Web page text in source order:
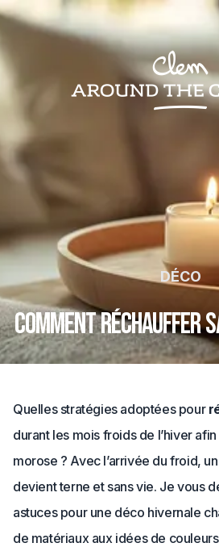
DÉCO
Comment réchauffer
Quelles stratégies adoptées pour
durant les mois froids de l’hiver
morose ? Avec l’arrivée du froid,
devient terne et sans vie. Je vous
astuces pour une déco hivernale
de matériaux aux idées de